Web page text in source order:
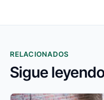
RELACIONADOS
Sigue